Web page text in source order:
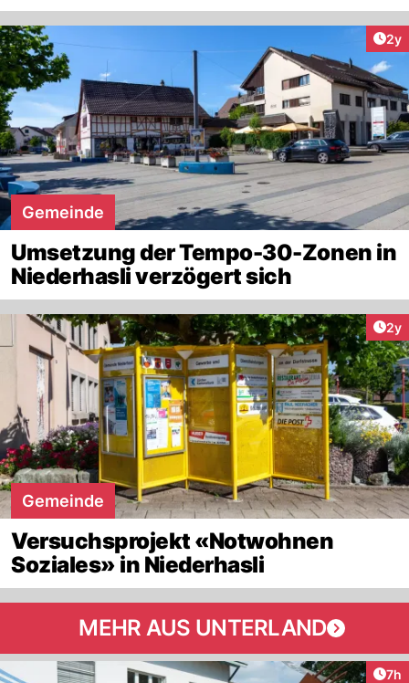
2y
Gemeinde
Umsetzung der Tempo-30-Zonen in
Niederhasli verzögert sich
2y
Gemeinde
Versuchsprojekt «Notwohnen
Soziales» in Niederhasli
MEHR AUS UNTERLAND
7h